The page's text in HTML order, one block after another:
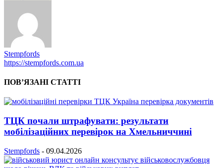
Stempfords
https://stempfords.com.ua
ПОВ’ЯЗАНІ СТАТТІ
ТЦК почали штрафувати: результати
мобілізаційних перевірок на Хмельниччині
Stempfords - 09.04.2026